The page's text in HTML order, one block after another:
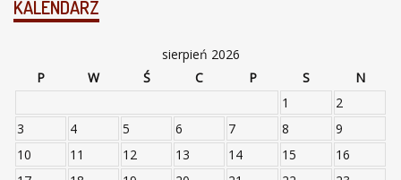
KALENDARZ
sierpień 2026
P
W Ś C P S
N
1
2
3
4 5 6 7 8
9
10
11 12 13 14 15
16